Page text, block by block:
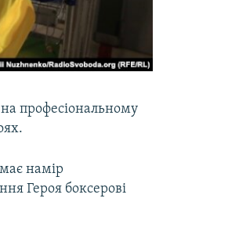
професіональному
намір
Героя боксерові